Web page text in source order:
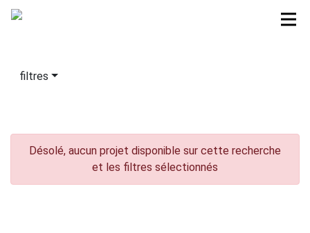
filtres
Désolé, aucun projet disponible sur cette recherche
et les filtres sélectionnés